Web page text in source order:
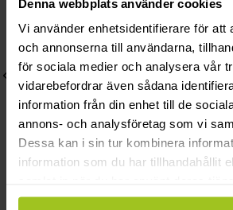
Denna webbplats använder cookies
Vi använder enhetsidentifierare för att
och annonserna till användarna,
för sociala medier och analysera vår
vidarebefordrar även sådana
information från din enhet till de
annons- och analysföretag som vi
Dessa kan i sin tur kombinera
information som du har tillhandahållit
Lucy örhängen stora